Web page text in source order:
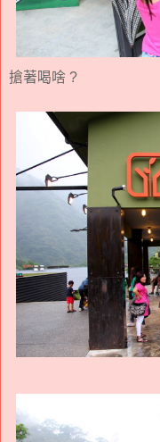
搶著喝啥 ?